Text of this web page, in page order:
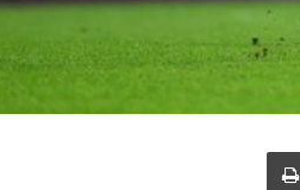
طباعة